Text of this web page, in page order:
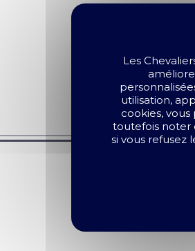
Les
utilisation,
cookies,
toutefois noter
si vous refusez